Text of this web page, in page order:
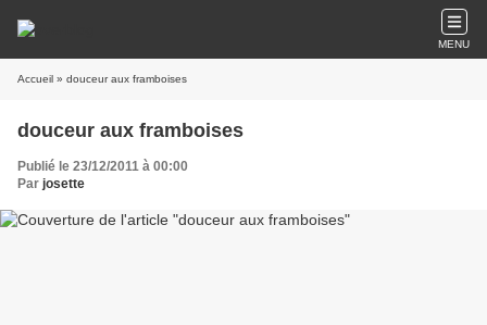
MENU
Accueil » douceur aux framboises
douceur aux framboises
Publié le 23/12/2011 à 00:00
Par josette